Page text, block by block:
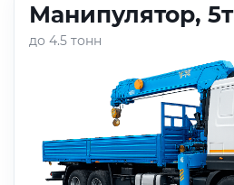
Манипулятор, 5т
до 4.5 тонн